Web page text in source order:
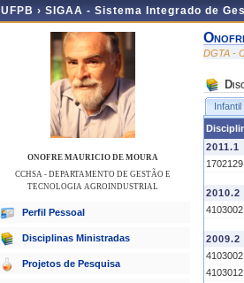
UFPB › SIGAA - Sistema Integrado de
ONOFRE MAURICIO DE MOURA
CCHSA - DEPARTAMENTO DE GESTÃO E
TECNOLOGIA AGROINDUSTRIAL
Perfil Pessoal
Disciplinas Ministradas
Projetos de Pesquisa
DGTA -
Infantil
2011.1
1702129
2010.2
4103002
2009.2
4103002
4103012